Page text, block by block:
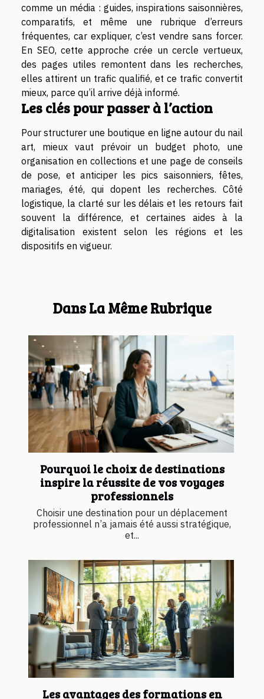
comme un média : guides, inspirations saisonnières,
comparatifs, et même une rubrique d’erreurs
fréquentes, car expliquer, c’est vendre sans forcer.
En SEO, cette approche crée un cercle vertueux,
des pages utiles remontent dans les recherches,
elles attirent un trafic qualifié, et ce trafic convertit
mieux, parce qu’il arrive déjà informé.
Les clés pour passer à l’action
Pour structurer une boutique en ligne autour du nail
art, mieux vaut prévoir un budget photo, une
organisation en collections et une page de conseils
de pose, et anticiper les pics saisonniers, fêtes,
mariages, été, qui dopent les recherches. Côté
logistique, la clarté sur les délais et les retours fait
souvent la différence, et certaines aides à la
digitalisation existent selon les régions et les
dispositifs en vigueur.
Dans La Même Rubrique
Pourquoi le choix de destinations
inspire la réussite de vos voyages
professionnels
Choisir une destination pour un déplacement
professionnel n’a jamais été aussi stratégique,
et...
Les avantages des formations en